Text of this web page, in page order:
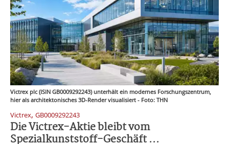
Victrex plc (ISIN GB0009292243) unterhält ein modernes Forschungszentrum,
hier als architektonisches 3D-Render visualisiert - Foto: THN
Victrex, GB0009292243
Die Victrex-Aktie bleibt vom
Spezialkunststoff-Geschäft ...